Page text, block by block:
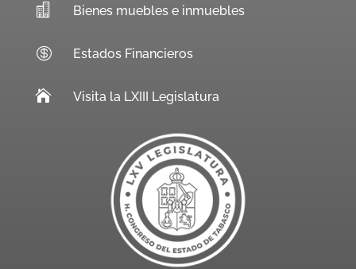
 Bienes muebles e inmuebles
 Estados Financieros
 Visita la LXIII Legislatura